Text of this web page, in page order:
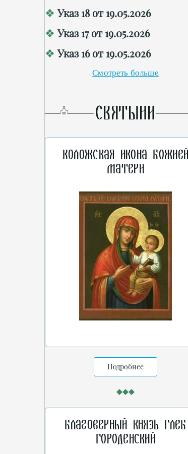
Указ 18 от 19.05.2026
Указ 17 от 19.05.2026
Указ 16 от 19.05.2026
Смотреть больше
СВЯТЫНИ
Коложская икона
Матери
Подробнее
Благоверный князь Глеб
Городенский